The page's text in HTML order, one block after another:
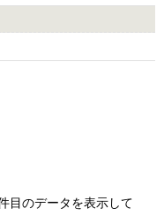
目のデータを表示して